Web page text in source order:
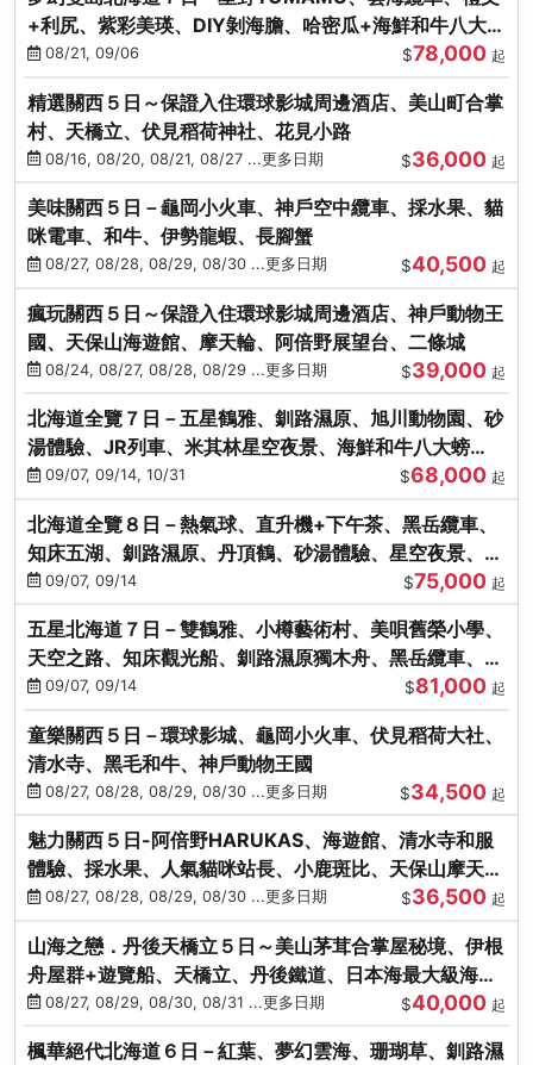
+利尻、紫彩美瑛、DIY剝海膽、哈密瓜+海鮮和牛八大螃
蟹吃到飽
08/21, 09/06 $78,000 起
精選關西５日～保證入住環球影城周邊酒店、美山町合掌
村、天橋立、伏見稻荷神社、花見小路
08/16, 08/20, 08/21, 08/27 ...更多日期 $36,000 起
美味關西５日－龜岡小火車、神戶空中纜車、採水果、貓
咪電車、和牛、伊勢龍蝦、長腳蟹
08/27, 08/28, 08/29, 08/30 ...更多日期 $40,500 起
瘋玩關西５日～保證入住環球影城周邊酒店、神戶動物王
國、天保山海遊館、摩天輪、阿倍野展望台、二條城
08/24, 08/27, 08/28, 08/29 ...更多日期 $39,000 起
北海道全覽７日－五星鶴雅、釧路濕原、旭川動物園、砂
湯體驗、JR列車、米其林星空夜景、海鮮和牛八大螃
蟹、卡哇依熊牧場
09/07, 09/14, 10/31 $68,000 起
北海道全覽８日－熱氣球、直升機+下午茶、黑岳纜車、
知床五湖、釧路濕原、丹頂鶴、砂湯體驗、星空夜景、洞
爺花火、螃蟹懷石料理
09/07, 09/14 $75,000 起
五星北海道７日－雙鶴雅、小樽藝術村、美唄舊榮小學、
天空之路、知床觀光船、釧路濕原獨木舟、黑岳纜車、流
冰硝子館DIY玻璃杯
09/07, 09/14 $81,000 起
童樂關西５日－環球影城、龜岡小火車、伏見稻荷大社、
清水寺、黑毛和牛、神戶動物王國
08/27, 08/28, 08/29, 08/30 ...更多日期 $34,500 起
魅力關西５日-阿倍野HARUKAS、海遊館、清水寺和服
體驗、採水果、人氣貓咪站長、小鹿斑比、天保山摩天
輪、水上巴士
08/27, 08/28, 08/29, 08/30 ...更多日期 $36,500 起
山海之戀．丹後天橋立５日～美山茅茸合掌屋秘境、伊根
舟屋群+遊覽船、天橋立、丹後鐵道、日本海最大級海鮮
市場08/27, 08/29, 08/30, 08/31 ...更多日期 $40,000 起
楓華絕代北海道６日－紅葉、夢幻雲海、珊瑚草、釧路濕